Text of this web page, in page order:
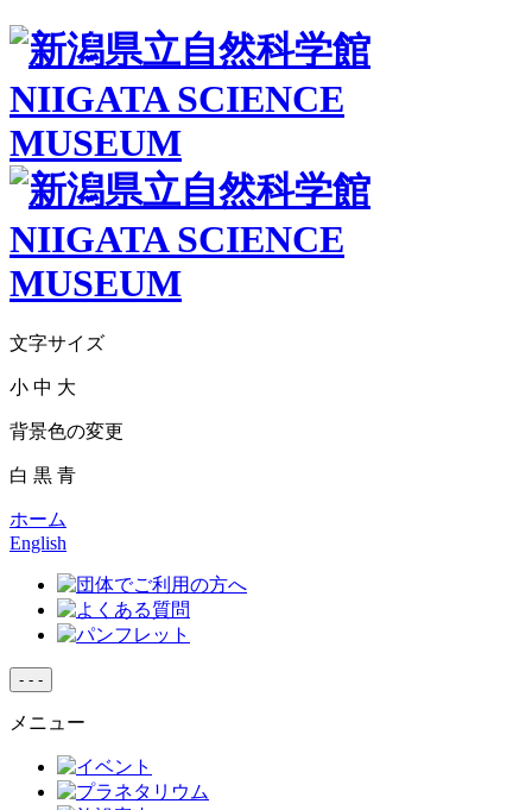
文字サイズ
小 中 大
背景色の変更
白 黒 青
ホーム
English
- - -
メニュー